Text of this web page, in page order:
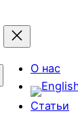
О нас
Статьи